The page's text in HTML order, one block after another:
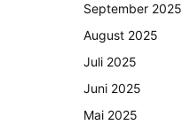
September 2025
August 2025
Juli 2025
Juni 2025
Mai 2025